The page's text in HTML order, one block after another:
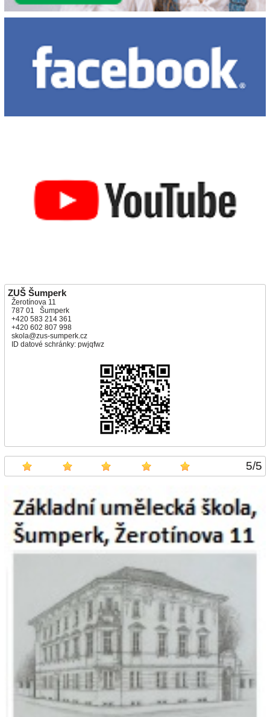
ZUŠ Šumperk
Žerotínova 11
787 01 Šumperk
+420 583 214 361
+420 602 807 998
skola@zus-sumperk.cz
ID datové schránky: pwjqfwz
5/5